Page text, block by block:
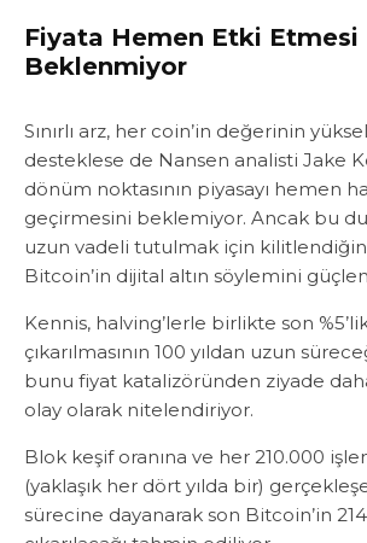
Fiyata Hemen Etki Etmesi
Beklenmiyor
Sınırlı arz, her coin’in değerinin
desteklese de Nansen analisti Jake
dönüm noktasının piyasayı hemen
geçirmesini beklemiyor. Ancak bu
uzun vadeli tutulmak için
Bitcoin’in dijital altın söylemini
Kennis, halving’lerle birlikte son
çıkarılmasının 100 yıldan uzun
bunu fiyat katalizöründen ziyade
olay olarak nitelendiriyor.
Blok keşif oranına ve her 210.000
(yaklaşık her dört yılda bir)
sürecine dayanarak son Bitcoin’in